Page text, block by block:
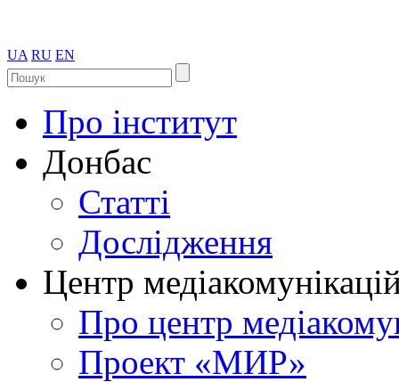
UA RU EN
Про інститут
Донбас
Статті
Дослідження
Центр
Про центр
Проект «МИР»